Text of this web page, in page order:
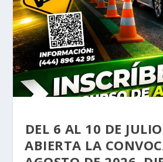
⁠DEL 6 AL 10 DE
ABIERTA LA